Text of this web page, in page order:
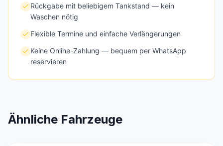
Rückgabe mit beliebigem Tankstand — kein
Waschen nötig
Flexible Termine und einfache Verlängerungen
Keine Online-Zahlung — bequem per WhatsApp
reservieren
Ähnliche Fahrzeuge